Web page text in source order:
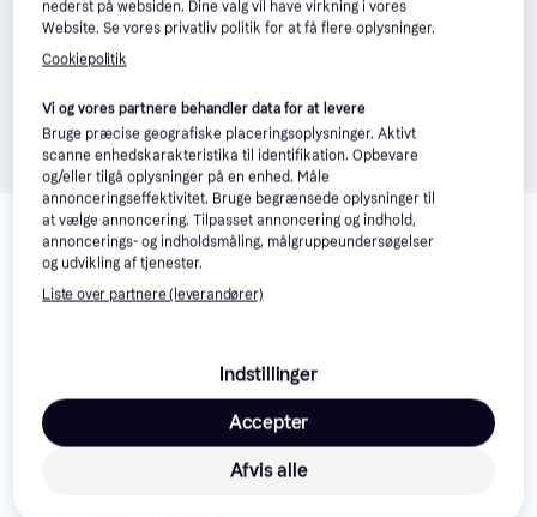
Relaterede produkter
Se vores forslag til andre produkter, der matcher dine
interesser. Vis alle
nederst på websiden. Dine valg vil have virkning i vores
Website. Se vores privatliv politik for at få flere oplysninger.
Cookiepolitik
Vi og vores partnere behandler data for at levere
Bruge præcise geografiske placeringsoplysninger. Aktivt
scanne enhedskarakteristika til identifikation. Opbevare
og/eller tilgå oplysninger på en enhed. Måle
annonceringseffektivitet. Bruge begrænsede oplysninger til
at vælge annoncering. Tilpasset annoncering og indhold,
annoncerings- og indholdsmåling, målgruppeundersøgelser
og udvikling af tjenester.
Liste over partnere (leverandører)
Indstillinger
Afvis alle
Accepter